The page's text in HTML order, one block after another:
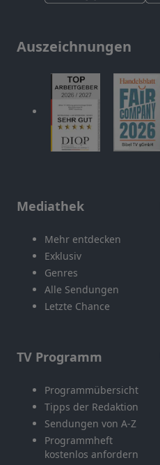
Auszeichnungen
Mediathek
Mehr entdecken
Exklusiv
Genres
Alle Sendungen
Letzte Chance
TV Programm
Programmübersicht
Tipps der Redaktion
Sendungen von A-Z
Programmheft
kostenlos anfordern